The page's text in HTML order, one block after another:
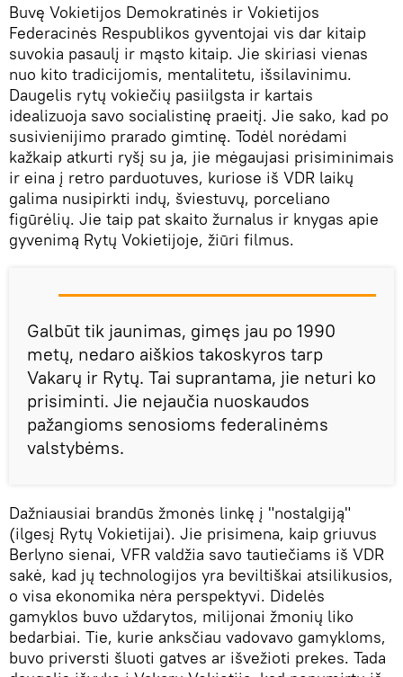
Buvę Vokietijos Demokratinės ir Vokietijos
Federacinės Respublikos gyventojai vis dar kitaip
suvokia pasaulį ir mąsto kitaip. Jie skiriasi vienas
nuo kito tradicijomis, mentalitetu, išsilavinimu.
Daugelis rytų vokiečių pasiilgsta ir kartais
idealizuoja savo socialistinę praeitį. Jie sako, kad po
susivienijimo prarado gimtinę. Todėl norėdami
kažkaip atkurti ryšį su ja, jie mėgaujasi prisiminimais
ir eina į retro parduotuves, kuriose iš VDR laikų
galima nusipirkti indų, šviestuvų, porceliano
figūrėlių. Jie taip pat skaito žurnalus ir knygas apie
gyvenimą Rytų Vokietijoje, žiūri filmus.
Galbūt tik jaunimas, gimęs jau po 1990
metų, nedaro aiškios takoskyros tarp
Vakarų ir Rytų. Tai suprantama, jie neturi ko
prisiminti. Jie nejaučia nuoskaudos
pažangioms senosioms federalinėms
valstybėms.
Dažniausiai brandūs žmonės linkę į "nostalgiją"
(ilgesį Rytų Vokietijai). Jie prisimena, kaip griuvus
Berlyno sienai, VFR valdžia savo tautiečiams iš VDR
sakė, kad jų technologijos yra beviltiškai atsilikusios,
o visa ekonomika nėra perspektyvi. Didelės
gamyklos buvo uždarytos, milijonai žmonių liko
bedarbiai. Tie, kurie anksčiau vadovavo gamykloms,
buvo priversti šluoti gatves ar išvežioti prekes. Tada